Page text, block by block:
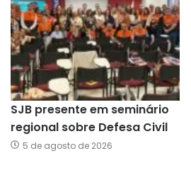
SJB presente em seminário
regional sobre Defesa Civil
5 de agosto de 2026